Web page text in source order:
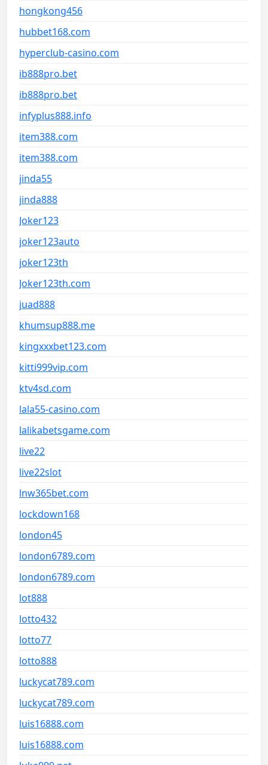
hongkong456
hubbet168.com
hyperclub-casino.com
ib888pro.bet
ib888pro.bet
infyplus888.info
item388.com
item388.com
jinda55
jinda888
Joker123
joker123auto
joker123th
Joker123th.com
juad888
khumsup888.me
kingxxxbet123.com
kitti999vip.com
ktv4sd.com
lala55-casino.com
lalikabetsgame.com
live22
live22slot
lnw365bet.com
lockdown168
london45
london6789.com
london6789.com
lot888
lotto432
lotto77
lotto888
luckycat789.com
luckycat789.com
luis16888.com
luis16888.com